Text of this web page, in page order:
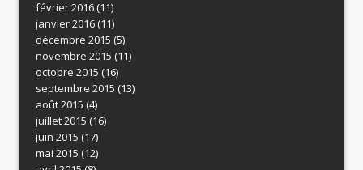
février 2016(11)
janvier 2016(11)
décembre 2015 (5)
novembre 2015 (11)
octobre 2015 (16)
septembre 2015 (13)
août 2015 (4)
juillet 2015 (16)
juin 2015 (17)
mai 2015 (12)